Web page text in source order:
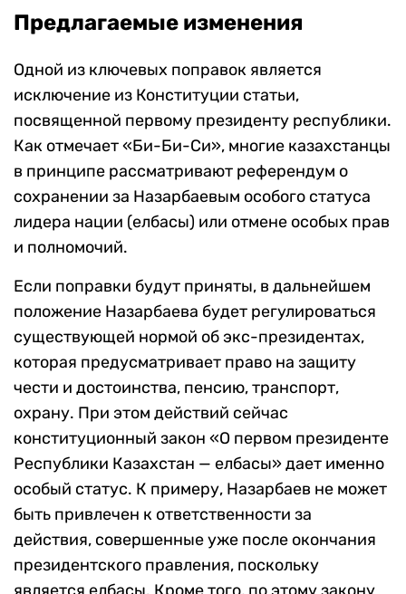
Предлагаемые изменения
Одной из ключевых поправок является
исключение из Конституции статьи,
посвященной первому президенту республики.
Как отмечает «Би-Би-Си», многие казахстанцы
в принципе рассматривают референдум о
сохранении за Назарбаевым особого статуса
лидера нации (елбасы) или отмене особых прав
и полномочий.
Если поправки будут приняты, в дальнейшем
положение Назарбаева будет регулироваться
существующей нормой об экс-президентах,
которая предусматривает право на защиту
чести и достоинства, пенсию, транспорт,
охрану. При этом действий сейчас
конституционный закон «О первом президенте
Республики Казахстан — елбасы» дает именно
особый статус. К примеру, Назарбаев не может
быть привлечен к ответственности за
действия, совершенные уже после окончания
президентского правления, поскольку